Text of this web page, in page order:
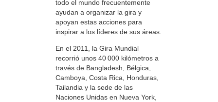
todo el mundo frecuentemente
ayudan a organizar la gira y
apoyan estas acciones para
inspirar a los líderes de sus áreas.
En el 2011, la Gira Mundial
recorrió unos 40 000 kilómetros a
través de Bangladesh, Bélgica,
Camboya, Costa Rica, Honduras,
Tailandia y la sede de las
Naciones Unidas en Nueva York,